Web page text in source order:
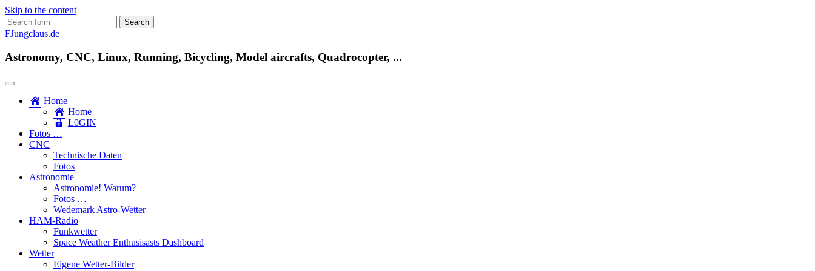
Skip to the content
Search
for:
FJungclaus.de
Astronomy, CNC, Linux, Running, Bicycling, Model aircrafts, Quadrocopter, ...
Home
Home
L​0​​GIN
Fotos …
CNC
Technische Daten
Fotos
Astronomie
Astronomie! Warum?
Fotos …
Wedemark Astro-Wetter
HAM-Radio
Funkwetter
Space Weather Enthusisasts Dashboard
Wetter
Eigene Wetter-Bilder